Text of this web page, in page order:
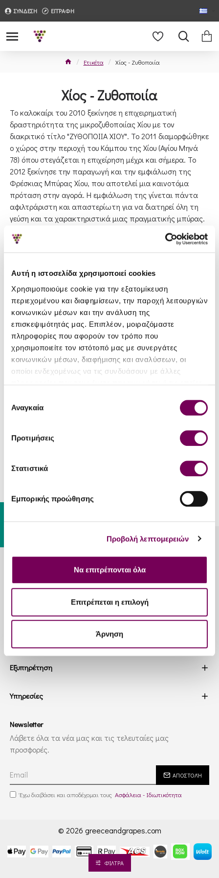
Αυτή η ιστοσελίδα χρησιμοποιεί cookies
Χρησιμοποιούμε cookie για την εξατομίκευση
περιεχομένου και διαφημίσεων, την παροχή λειτουργιών
κοινωνικών μέσων και την ανάλυση της
επισκεψιμότητάς μας. Επιπλέον, μοιραζόμαστε
πληροφορίες που αφορούν τον τρόπο που
χρησιμοποιείτε τον ιστότοπό μας με συνεργάτες
κοινωνικών μέσων, διαφήμισης και αναλύσεων, οι
οποίοι ενδεχομένως να τις συνδυάσουν με άλλες
των υπηρεσιών τους.
συγκατάθεσης
Αναγκαία
Προτιμήσεις
Στατιστικά
Εμπορικής προώθησης
Προβολή λεπτομερειών
Να επιτρέπονται όλα
Επιτρέπεται η επιλογή
Άρνηση
ΣΥΝΔΕΣΗ ΕΓΓΡΑΦΗ
Ετικέτα Χίος - Ζυθοποιία
Χίος - Ζυθοποιία
Το καλοκαίρι του 2010 ξεκίνησε η επιχειρηματική
δραστηριότητα της μικροζυθοποιίας Χίου με τον
διακριτικό τίτλο "ΖΥΘΟΠΟΙΙΑ ΧΙΟΥ". Το 2011 διαμορφώθηκε
ο χώρος στην περιοχή του Κάμπου της Χίου (Αγίου Μηνά
78) όπου στεγάζεται η επιχείρηση μέχρι και σήμερα. Το
2012 ξεκίνησε την παραγωγή και την εμφιάλωση της
Φρέσκιας Μπύρας Χίου, που αποτελεί μια καινοτόμα
πρόταση στην αγορά. Η εμφιάλωση της γίνεται πάντα
αφιλτράριστη και απαστερίωτη για να διατηρεί όλη τη
γεύση και τα χαρακτηριστικά μιας πραγματικής μπύρας.
παραγωγικής ικανότητας καθώς και νέες προσλήψεις
προσωπικού.
Χίος - Ζυθοποιία
ΕΧΕΤΕ ΦΤΑΣΕΙ ΣΤΟ ΤΕΛΟΣ ΤΗΣ ΛΙΣΤΑΣ.
Gift Card
Λυκούργου 20, Καλλιθέα, Αθήνα, 17676
213 025 2215
Εξυπηρέτηση
Υπηρεσίες
Newsletter
Λάβετε όλα τα νέα μας και τις τελευταίες μας
προσφορές.
ΑΠΟΣΤΟΛΉ
Έχω διαβάσει και αποδέχομαι τους Ασφάλεια - Ιδιωτικότητα
© 2026 greeceandgrapes.com
ΦΊΛΤΡΑ